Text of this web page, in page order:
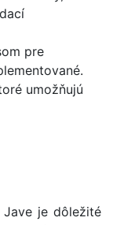
pre
umožňujú
Jave je dôležité